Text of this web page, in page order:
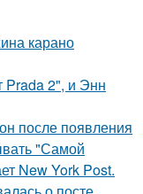
карано
Prada 2", и Энн
после появления
"Самой
New York Post.